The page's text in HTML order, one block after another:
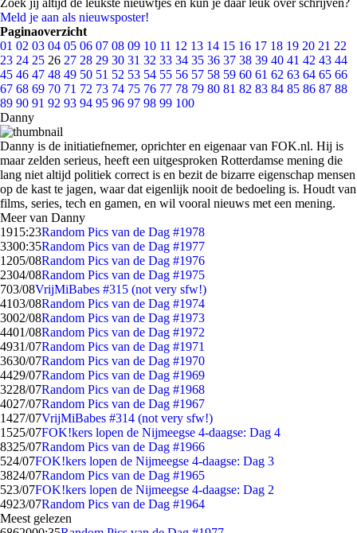
Zoek jij altijd de leukste nieuwtjes en kun je daar leuk over schrijven?
Meld je aan als nieuwsposter!
Paginaoverzicht
01 02 03 04 05 06 07 08 09 10 11 12 13 14 15 16 17 18 19 20 21 22
23 24 25 26 27 28 29 30 31 32 33 34 35 36 37 38 39 40 41 42 43 44
45 46 47 48 49 50 51 52 53 54 55 56 57 58 59 60 61 62 63 64 65 66
67 68 69 70 71 72 73 74 75 76 77 78 79 80 81 82 83 84 85 86 87 88
89 90 91 92 93 94 95 96 97 98 99 100
Danny
Danny is de initiatiefnemer, oprichter en eigenaar van FOK.nl. Hij is
maar zelden serieus, heeft een uitgesproken Rotterdamse mening die
lang niet altijd politiek correct is en bezit de bizarre eigenschap mensen
op de kast te jagen, waar dat eigenlijk nooit de bedoeling is. Houdt van
films, series, tech en gamen, en wil vooral nieuws met een mening.
Meer van Danny
1915:23Random Pics van de Dag #1978
3300:35Random Pics van de Dag #1977
1205/08Random Pics van de Dag #1976
2304/08Random Pics van de Dag #1975
703/08VrijMiBabes #315 (not very sfw!)
4103/08Random Pics van de Dag #1974
3002/08Random Pics van de Dag #1973
4401/08Random Pics van de Dag #1972
4931/07Random Pics van de Dag #1971
3630/07Random Pics van de Dag #1970
4429/07Random Pics van de Dag #1969
3228/07Random Pics van de Dag #1968
4027/07Random Pics van de Dag #1967
1427/07VrijMiBabes #314 (not very sfw!)
1525/07FOK!kers lopen de Nijmeegse 4-daagse: Dag 4
8325/07Random Pics van de Dag #1966
524/07FOK!kers lopen de Nijmeegse 4-daagse: Dag 3
3824/07Random Pics van de Dag #1965
523/07FOK!kers lopen de Nijmeegse 4-daagse: Dag 2
4923/07Random Pics van de Dag #1964
Meest gelezen